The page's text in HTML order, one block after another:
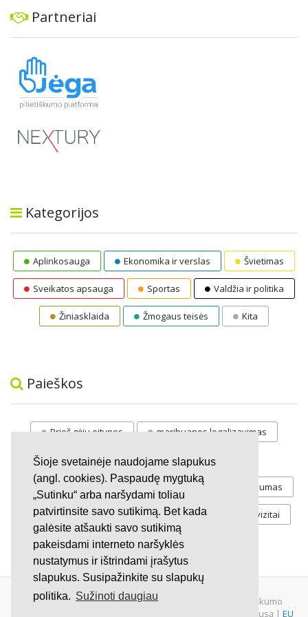
Šioje svetainėje naudojame slapukus
(angl. cookies). Paspaudę mygtuką
„Sutinku“ arba naršydami toliau
patvirtinsite savo sutikimą. Bet kada
galėsite atšaukti savo sutikimą
pakeisdami interneto naršyklės
nustatymus ir ištrindami įrašytus
slapukus. Susipažinkite su slapukų
politika. Sužinoti daugiau
Partneriai
Kategorijos
Aplinkosauga Ekonomika ir verslas Švietimas
Sveikatos apsauga Sportas Valdžia ir politika
Žiniasklaida Žmogaus teisės Kita
Paieškos
Prieš gėju eitynes marihuanos legalizavimas
STOP vaiku atemimas
Pilnos moksleivių vasaros atostogos referendumas
Keliu jaunystės Valandos Rekvizitai
Investicijos
© 2007 - 2026 Ne pelno siekianti organizacija VŠĮ "Pilietiškumo
platformos" į.k. 305719586. Įstaiga turi paramos gavėjo statusą | EU